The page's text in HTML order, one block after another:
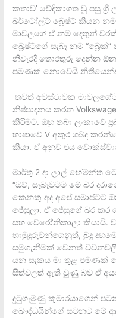
කතාව’ වේදිකාගත වූ පසු ශ්‍රී
බර්ටෝල්ට් බ්‍රෙෂ්ට් කියන
මාවලගේ ඒ නම දෙතුන්
බ්‍රෙෂ්ට්ගේ සැබෑ නම
නිවැරදි තොරතුරු දෙන්න
පමණක් නොවෙයි නීතියෙන්ද
තවත් අවස්ථාවක
නිෂ්පාදනය කරන
කිරීමට. ඔහු තබා ලංකාවේ
භාෂාවේ V අකුර ශබ්ද
කියා. ඒ අනුව එය
මාර්තු 2 දා ලාල් හේමන්ත
“ඔව්, සැබෑවටම මේ බර
කෙනකු අද අපේ සමාජටට
ජේසුලා. ඒ ජේසුගේ බර
සහ වෙරෝනිකාලා කියායි.
හාමුදුරුවන්ගෙනුත්, බුදු
සමුගැනීමක් වෙනත්
යන සැකය මා තුළ පමණක්
සිත්වලත් ඇති වුණු බව ඒ
දුටුගැමුණු කුමාරයාගෙන්
බෞද්ධයින්ගේ සටනට මේ